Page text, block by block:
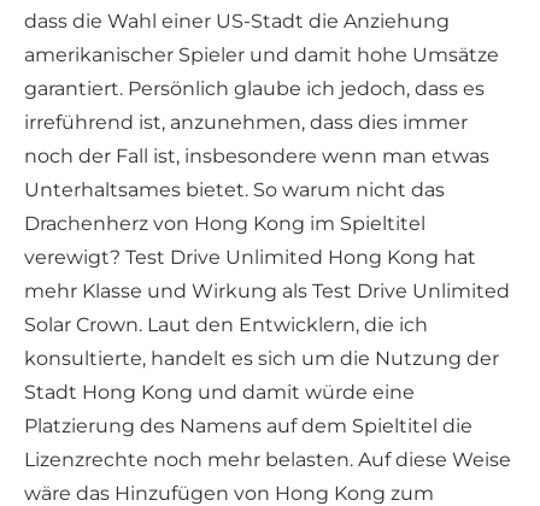
dass die Wahl einer US-Stadt die Anziehung
amerikanischer Spieler und damit hohe Umsätze
garantiert. Persönlich glaube ich jedoch, dass es
irreführend ist, anzunehmen, dass dies immer
noch der Fall ist, insbesondere wenn man etwas
Unterhaltsames bietet. So warum nicht das
Drachenherz von Hong Kong im Spieltitel
verewigt? Test Drive Unlimited Hong Kong hat
mehr Klasse und Wirkung als Test Drive Unlimited
Solar Crown. Laut den Entwicklern, die ich
konsultierte, handelt es sich um die Nutzung der
Stadt Hong Kong und damit würde eine
Platzierung des Namens auf dem Spieltitel die
Lizenzrechte noch mehr belasten. Auf diese Weise
wäre das Hinzufügen von Hong Kong zum